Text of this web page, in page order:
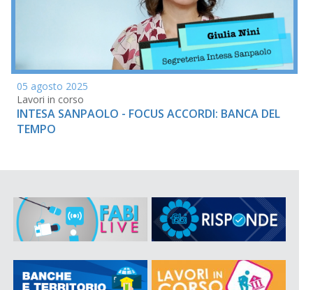
05 agosto 2025
Lavori in corso
INTESA SANPAOLO - FOCUS ACCORDI: BANCA DEL
TEMPO